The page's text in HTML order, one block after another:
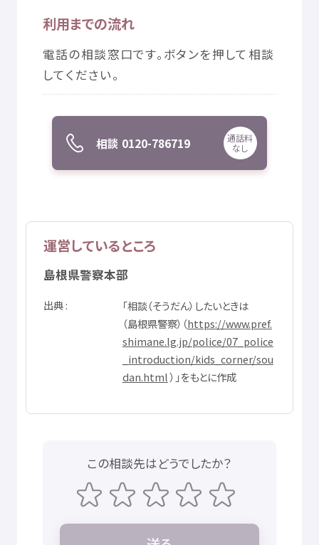
利用までの流れ
電話の相談窓口です。ボタンを押 して 相談
してください。
相談 0120-786719
通話料
なし
運営しているところ
島根県警察本部
出典 「相談（そうだん）したいときは
（島根県警察）（https://www.pref.
shimane.lg.jp/police/07_police
_introduction/kids_corner/sou
dan.html）」をもとに作成
この相談先はどうでしたか？